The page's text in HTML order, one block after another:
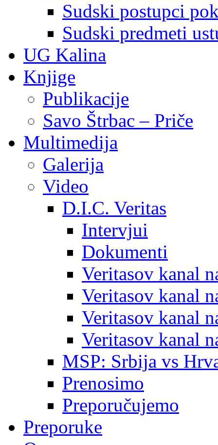
Sudski postupci
Sudski predmeti
UG Kalina
Knjige
Publikacije
Savo Štrbac – Priče
Multimedija
Galerija
Video
D.I.C. Veritas
Intervjui
Dokumenti
Veritasov kanal
Veritasov kanal
Veritasov kanal
Veritasov kanal
MSP: Srbija vs
Prenosimo
Preporučujemo
Preporuke